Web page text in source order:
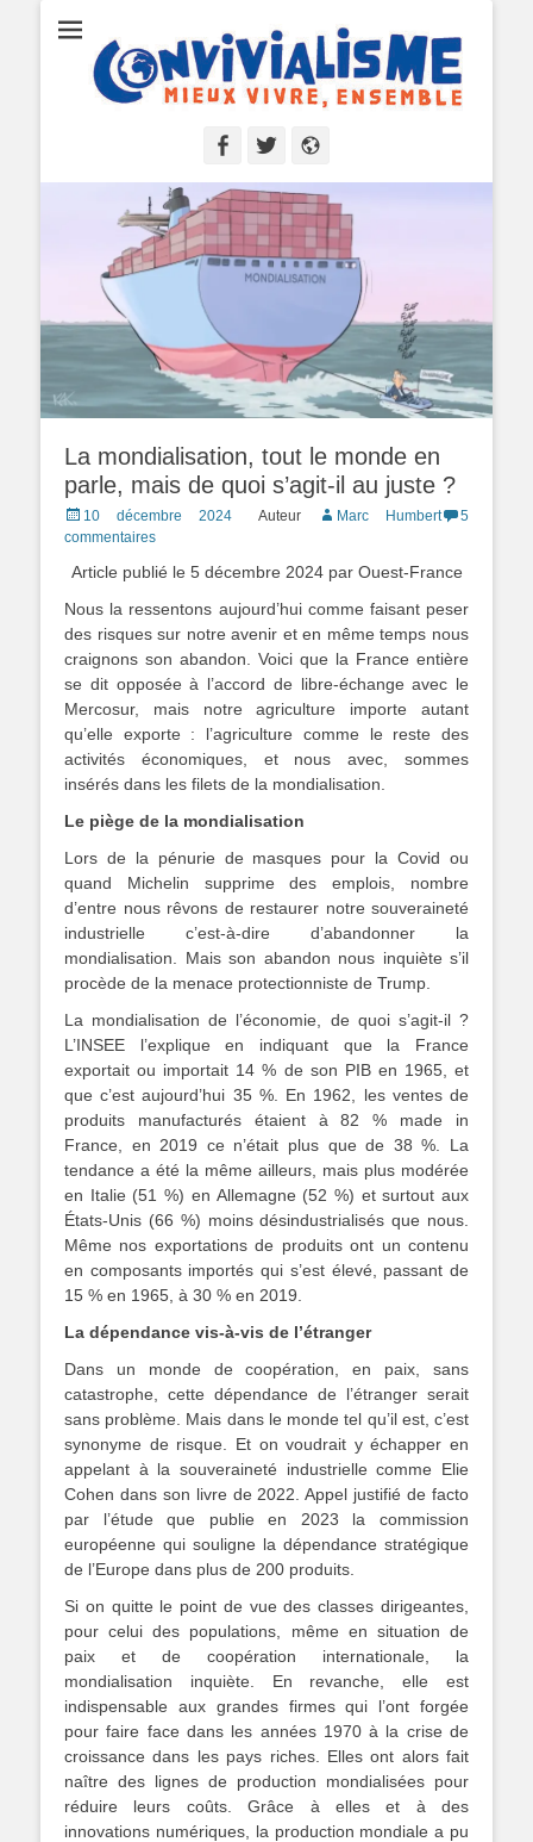
Convivialisme
Mieux vivre, ensemble
Facebook
Twitter
La mondialisation, tout le monde en
parle, mais de quoi s’agit-il au juste ?
Posted
on
10 décembre 2024 Auteur Marc Humbert
5
commentaires
Article publié le 5 décembre 2024 par Ouest-France
Nous la ressentons aujourd’hui comme faisant peser
des risques sur notre avenir et en même temps nous
craignons son abandon. Voici que la France entière
se dit opposée à l’accord de libre-échange avec le
Mercosur, mais notre agriculture importe autant
qu’elle exporte : l’agriculture comme le reste des
activités économiques, et nous avec, sommes
insérés dans les filets de la mondialisation.
Le piège de la mondialisation
Lors de la pénurie de masques pour la Covid ou
quand Michelin supprime des emplois, nombre
d’entre nous rêvons de restaurer notre souveraineté
industrielle c’est-à-dire d’abandonner la
mondialisation. Mais son abandon nous inquiète s’il
procède de la menace protectionniste de Trump.
La mondialisation de l’économie, de quoi s’agit-il ?
L’INSEE l’explique en indiquant que la France
exportait ou importait 14 % de son PIB en 1965, et
que c’est aujourd’hui 35 %. En 1962, les ventes de
produits manufacturés étaient à 82 % made in
France, en 2019 ce n’était plus que de 38 %. La
tendance a été la même ailleurs, mais plus modérée
en Italie (51 %) en Allemagne (52 %) et surtout aux
États-Unis (66 %) moins désindustrialisés que nous.
Même nos exportations de produits ont un contenu
en composants importés qui s’est élevé, passant de
15 % en 1965, à 30 % en 2019.
La dépendance vis-à-vis de l’étranger
Dans un monde de coopération, en paix, sans
catastrophe, cette dépendance de l’étranger serait
sans problème. Mais dans le monde tel qu’il est, c’est
synonyme de risque. Et on voudrait y échapper en
appelant à la souveraineté industrielle comme Elie
Cohen dans son livre de 2022. Appel justifié de facto
par l’étude que publie en 2023 la commission
européenne qui souligne la dépendance stratégique
de l’Europe dans plus de 200 produits.
Si on quitte le point de vue des classes dirigeantes,
pour celui des populations, même en situation de
paix et de coopération internationale, la
mondialisation inquiète. En revanche, elle est
indispensable aux grandes firmes qui l’ont forgée
pour faire face dans les années 1970 à la crise de
croissance dans les pays riches. Elles ont alors fait
naître des lignes de production mondialisées pour
réduire leurs coûts. Grâce à elles et à des
innovations numériques, la production mondiale a pu